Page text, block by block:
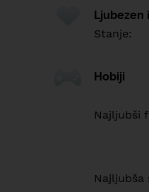
Ljubezen
Stanje:
Hobiji
Najljubši
Najljubša